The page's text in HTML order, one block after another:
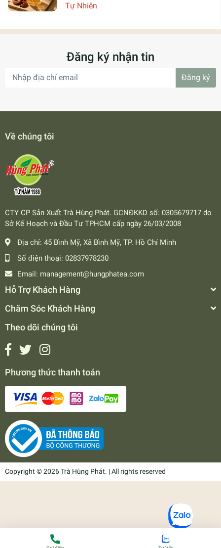
Tự Nhiên
Đăng ký nhận tin
Đăng ký
Về chúng tôi
CTY CP Sản Xuất Trà Hùng Phát. GCNĐKKD số: 0305679717 do
Sở Kế Hoạch và Đầu Tư TPHCM cấp ngày 26/03/2008
Địa chỉ: 45 Bình Mỹ, Xã Bình Mỹ, TP. Hồ Chí Minh
Số điện thoại: 02837978230
Email: management@hungphatea.com
Hỗ Trợ Khách Hàng
Chăm Sóc Khách Hàng
Theo dõi chúng tôi
Phương thức thanh toán
Copyright © 2026 Trà Hùng Phát. | All rights reserved